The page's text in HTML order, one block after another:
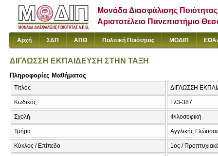
Μονάδα Διασφάλισης Ποιότητας
Αριστοτέλειο Πανεπιστήμιο
Αρχή ΣΔΠ ΑΠΘ Πολιτική Ποιότητας ΜΟΔΙΠ
ΔΙΓΛΩΣΣΗ ΕΚΠΑΙΔΕΥΣΗ ΣΤΗΝ ΤΑΞΗ
Πληροφορίες Μαθήματος
Τίτλος ΔΙΓΛΩΣΣΗ
Κωδικός Γλ3-387
Σχολή Φιλοσοφική
Τμήμα Αγγλικής
Κύκλος / Επίπεδο 1ος /